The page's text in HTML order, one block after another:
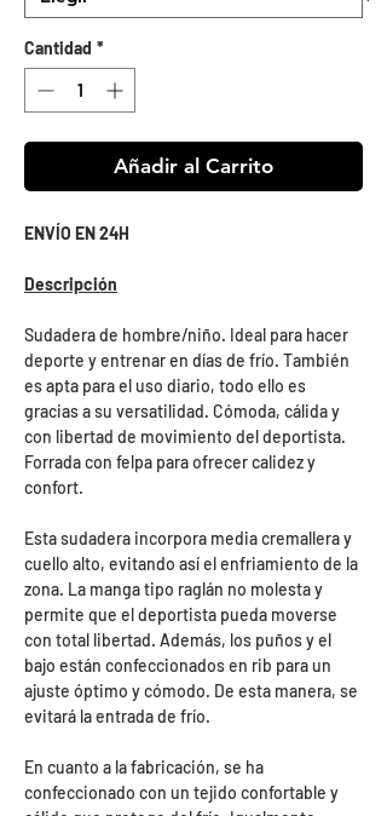
Cantidad *
Añadir al Carrito
ENVÍO EN 24H
Descripción
Sudadera de hombre/niño. Ideal para hacer
deporte y entrenar en días de frío. También
es apta para el uso diario, todo ello es
gracias a su versatilidad. Cómoda, cálida y
con libertad de movimiento del deportista.
Forrada con felpa para ofrecer calidez y
confort.
Esta sudadera incorpora media cremallera y
cuello alto, evitando así el enfriamiento de la
zona. La manga tipo raglán no molesta y
permite que el deportista pueda moverse
con total libertad. Además, los puños y el
bajo están confeccionados en rib para un
ajuste óptimo y cómodo. De esta manera, se
evitará la entrada de frío.
En cuanto a la fabricación, se ha
confeccionado con un tejido confortable y